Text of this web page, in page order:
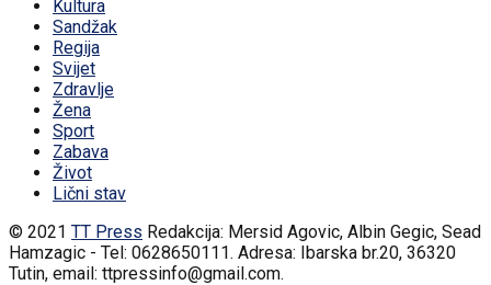
Kultura
Sandžak
Regija
Svijet
Zdravlje
Žena
Sport
Zabava
Život
Lični stav
© 2021 TT Press Redakcija: Mersid Agovic, Albin Gegic, Sead
Hamzagic - Tel: 0628650111. Adresa: Ibarska br.20, 36320
Tutin, email: ttpressinfo@gmail.com.